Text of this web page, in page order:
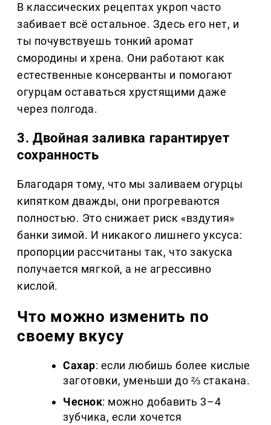
В классических рецептах укроп часто
забивает всё остальное. Здесь его нет, и
ты почувствуешь тонкий аромат
смородины и хрена. Они работают как
естественные консерванты и помогают
огурцам оставаться хрустящими даже
через полгода.
3. Двойная заливка гарантирует
сохранность
Благодаря тому, что мы заливаем огурцы
кипятком дважды, они прогреваются
полностью. Это снижает риск «вздутия»
банки зимой. И никакого лишнего уксуса:
пропорции рассчитаны так, что закуска
получается мягкой, а не агрессивно
кислой.
Что можно изменить по
своему вкусу
Сахар: если любишь более кислые
заготовки, уменьши до ⅔ стакана.
Чеснок: можно добавить 3–4
зубчика, если хочется